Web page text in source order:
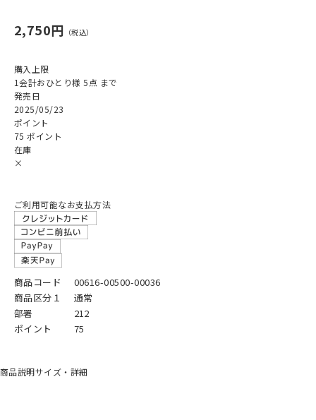
2,750円
購入上限
1会計おひとり様 5点 まで
発売日
2025/05/23
ポイント
75 ポイント
在庫
×
ご利用可能なお支払方法
商品コード
00616-00500-00036
商品区分１
通常
部署
212
ポイント
75
商品説明サイズ・詳細